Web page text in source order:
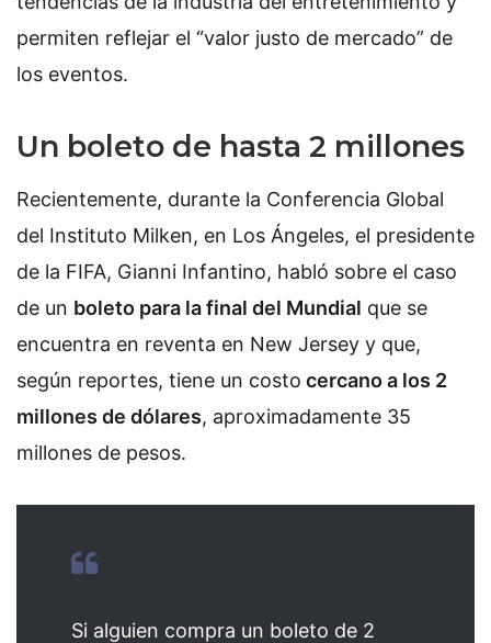
permiten reflejar el “valor justo de mercado” de
los eventos.
Un boleto de hasta 2 millones
Recientemente, durante la Conferencia Global
del Instituto Milken, en Los Ángeles, el presidente
de la FIFA, Gianni Infantino, habló sobre el caso
de un boleto para la final del Mundial que se
encuentra en reventa en New Jersey y que,
según reportes, tiene un costo cercano a los 2
millones de dólares, aproximadamente 35
millones de pesos.
Si alguien compra un boleto de 2